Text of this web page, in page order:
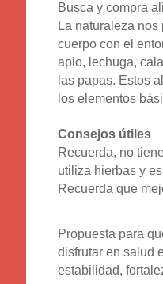
Busca y compra
La naturaleza
cuerpo con el
apio, lechuga,
las papas. Estos
los elementos
Consejos útiles
Recuerda, no
utiliza hierbas y
Recuerda que
Propuesta para
disfrutar en salud
estabilidad,